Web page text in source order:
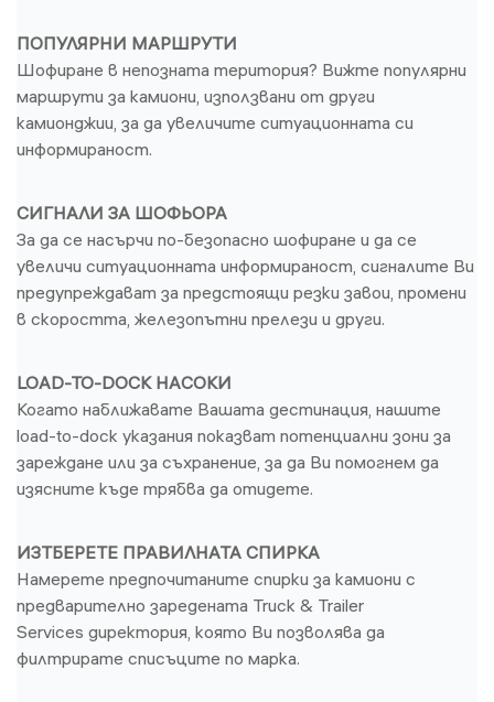
ПОПУЛЯРНИ МАРШРУТИ
Шофиране в непозната територия? Вижте популярни
маршрути за камиони, използвани от други
камионджии, за да увеличите ситуационната си
информираност.
СИГНАЛИ ЗА ШОФЬОРА
За да се насърчи по-безопасно шофиране и да се
увеличи ситуационната информираност, сигналите Ви
предупреждават за предстоящи резки завои, промени
в скоростта, железопътни прелези и други.
LOAD-TO-DOCK НАСОКИ
Когато наближавате Вашата дестинация, нашите
load-to-dock указания показват потенциални зони за
зареждане или за съхранение, за да Ви помогнем да
изясните къде трябва да отидете.
ИЗТБЕРЕТЕ ПРАВИЛНАТА СПИРКА
Намерете предпочитаните спирки за камиони с
предварително заредената Truck & Trailer
Services директория, която Ви позволява да
филтрирате списъците по марка.